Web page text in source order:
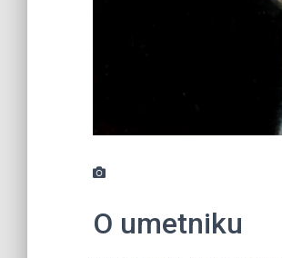
O umetniku